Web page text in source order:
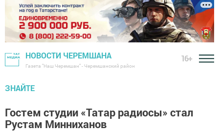
НОВОСТИ ЧЕРЕМШАНА
Газета "Наш Черемшан" - Черемшанский район
16+
ЗНАЙТЕ
Гостем студии «Татар радиосы» стал
Рустам Минниханов